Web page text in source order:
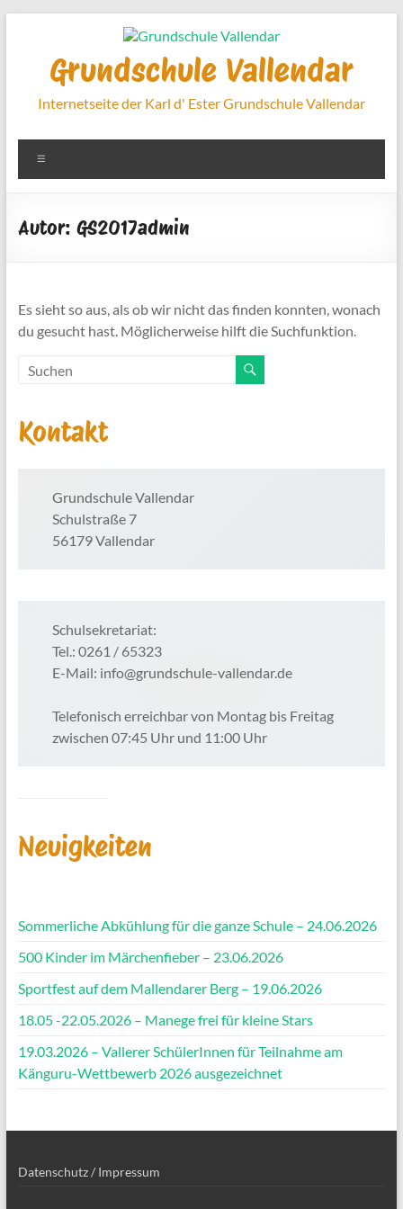
springenGrundschule Vallendar
Internetseite der Karl d' Ester Grundschule Vallendar
Autor: GS2017admin
Es sieht so aus, als ob wir nicht das finden konnten, wonach
du gesucht hast. Möglicherweise hilft die Suchfunktion.
Kontakt
Grundschule Vallendar
Schulstraße 7
56179 Vallendar
Schulsekretariat:
Tel.: 0261 / 65323
E-Mail: info@grundschule-vallendar.de
Telefonisch erreichbar von Montag bis Freitag
zwischen 07:45 Uhr und 11:00 Uhr
Neuigkeiten
Sommerliche Abkühlung für die ganze Schule – 24.06.2026
500 Kinder im Märchenfieber – 23.06.2026
Sportfest auf dem Mallendarer Berg – 19.06.2026
18.05 -22.05.2026 – Manege frei für kleine Stars
19.03.2026 – Vallerer SchülerInnen für Teilnahme am
Känguru-Wettbewerb 2026 ausgezeichnet
Datenschutz / Impressum